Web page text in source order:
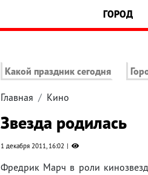
ГОРОД
Какой праздник сегодня
Главная Кино
Звезда родилась
1 декабря 2011, 16:02
Фредрик Марч в роли